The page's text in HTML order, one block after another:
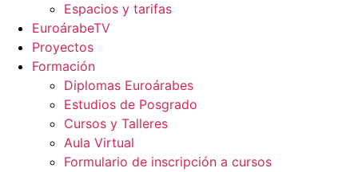
Espacios y tarifas
EuroárabeTV
Proyectos
Formación
Diplomas Euroárabes
Estudios de Posgrado
Cursos y Talleres
Aula Virtual
Formulario de inscripción a cursos